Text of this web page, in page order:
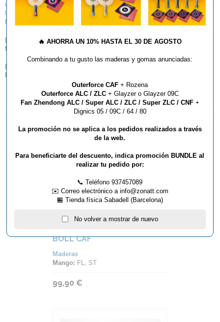
una técnica de encolado diferente que da como resultado una pala
ligeramente más dura y pesada en comparación con la PRIMORAC
fabricada en Europa.
(
) Este artículo no admite descuento lineal por volumen de
facturación.
(
Butterfly dentro del territorio español.
ARTÍCULOS QUE TE PUEDEN INTERESAR...
BOLL CAF
Maderas
Mango: FL, ST
99,90 €
🔥 AHORRA UN 10% HASTA EL 30 DE AGOSTO
Combinando a tu gusto las maderas y gomas anunciadas:
Outerforce CAF + Rozena
Outerforce ALC / ZLC+ Glayzer o Glayzer 09C
Fan Zhendong ALC / Super ALC / ZLC / Super ZLC / CNF+
Dignics 05 / 09C / 64 / 80
La promoción no se aplica a los pedidos realizados a través
de la web.
Para beneficiarte del descuento, indica promoción BUNDLE al
realizar tu pedido por:
📞 Teléfono 937457089
✉️ Correo electrónico a info@zonatt.com
🏪 Tienda física Sabadell (Barcelona)
No volver a mostrar de nuevo